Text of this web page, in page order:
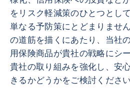
をリスク軽減策のひとつとし
単なる予防策にとどまりませ
の道筋を描くにあたり、当社
用保険商品が貴社の戦略にシ
貴社の取り組みを強化し、安
きるかどうかをご検討ください